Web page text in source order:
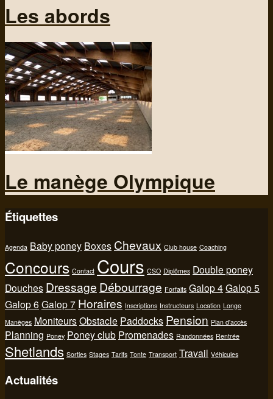
Les abords
Le manège Olympique
Étiquettes
Agenda Baby poney Boxes Chevaux Club house Coaching
Concours Contact Cours CSO Diplômes Double poney
Douches Dressage Débourrage Forfaits Galop 4Galop 5
Galop 6 Galop 7 Horaires Inscriptions Instructeurs Location Longe
Manèges MoniteursObstacle Paddocks Pension Plan d'accès
Planning Poney Poney club Promenades Randonnées Rentrée
Shetlands Sorties Stages Tarifs Tonte Transport Travail Véhicules
Actualités